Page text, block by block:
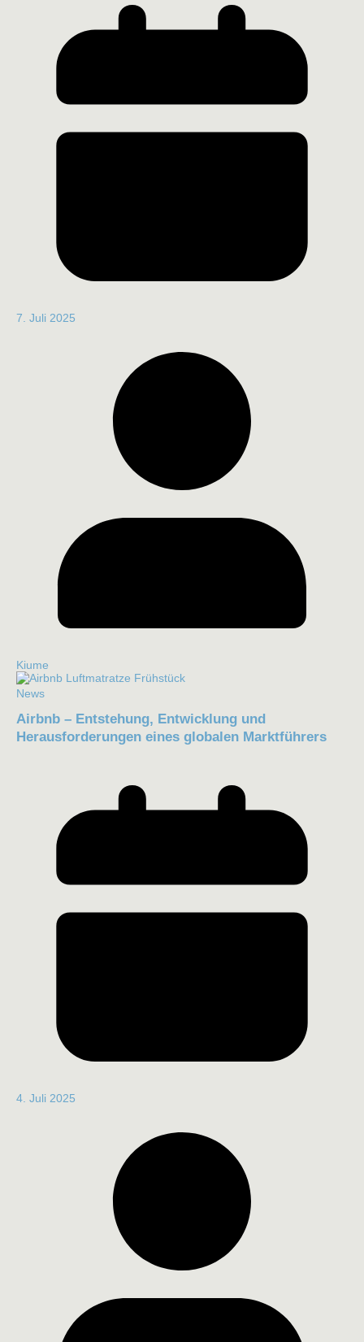
7. Juli 2025
Kiume
News
Airbnb – Entstehung, Entwicklung und
Herausforderungen eines globalen Marktführers
4. Juli 2025